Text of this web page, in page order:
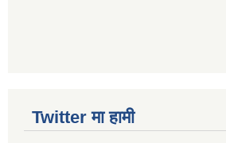
Twitter मा हामी